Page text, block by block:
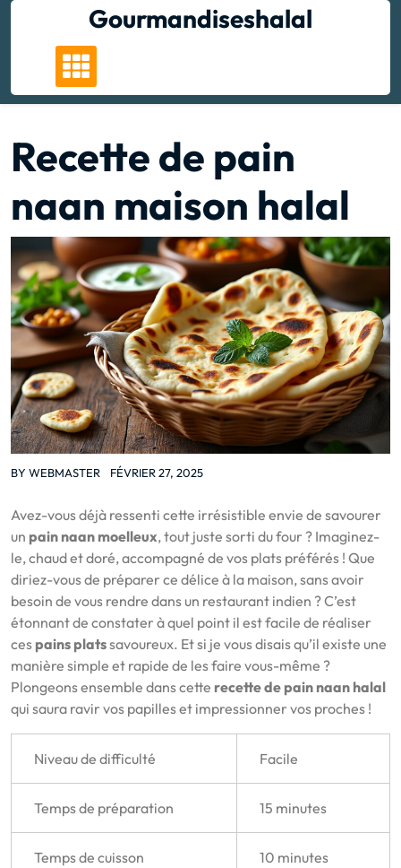
Gourmandiseshalal
Recette de pain
naan maison halal
BY WEBMASTER FÉVRIER 27, 2025
Avez-vous déjà ressenti cette irrésistible envie de savourer
un pain naan moelleux, tout juste sorti du four ? Imaginez-
le, chaud et doré, accompagné de vos plats préférés ! Que
diriez-vous de préparer ce délice à la maison, sans avoir
besoin de vous rendre dans un restaurant indien ? C’est
étonnant de constater à quel point il est facile de réaliser
ces pains platssavoureux. Et si je vous disais qu’il existe une
manière simple et rapide de les faire vous-même ?
Plongeons ensemble dans cette recette de pain naan halal
qui saura ravir vos papilles et impressionner vos proches !
Niveau de difficulté Facile
Temps de préparation 15 minutes
Temps de cuisson 10 minutes